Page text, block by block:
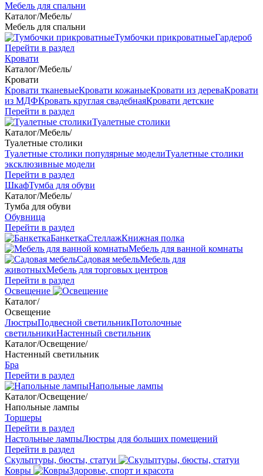
Мебель для спальни
Каталог/Мебель/
Мебель для спальни
Тумбочки прикроватныеГардероб
Перейти в раздел
Кровати
Каталог/Мебель/
Кровати
Кровати тканевыеКровати кожаныеКровати из дереваКровати
из МДФКровать круглая свадебнаяКровати детские
Перейти в раздел
Туалетные столики
Каталог/Мебель/
Туалетные столики
Туалетные столики популярные моделиТуалетные столики
эксклюзивные модели
Перейти в раздел
ШкафТумба для обуви
Каталог/Мебель/
Тумба для обуви
Обувница
Перейти в раздел
БанкеткаСтеллажКнижная полка
Мебель для ванной комнаты
Садовая мебельМебель для
животныхМебель для торговых центров
Перейти в раздел
Освещение
Каталог/
Освещение
ЛюстрыПодвесной светильникПотолочные
светильникиНастенный светильник
Каталог/Освещение/
Настенный светильник
Бра
Перейти в раздел
Напольные лампы
Каталог/Освещение/
Напольные лампы
Торшеры
Перейти в раздел
Настольные лампыЛюстры для больших помещений
Перейти в раздел
Скульптуры, бюсты, статуи
Ковры
Здоровье, спорт и красота